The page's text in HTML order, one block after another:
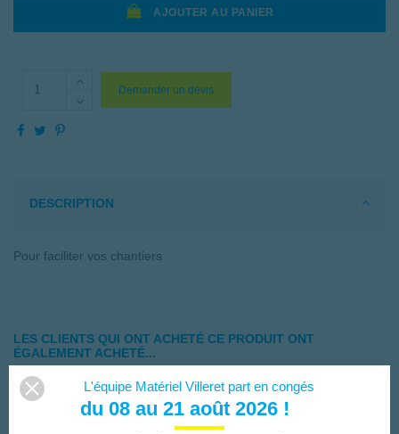
AJOUTER AU PANIER
Demander un devis
DESCRIPTION
Pour faciliter vos chantiers
LES CLIENTS QUI ONT ACHETÉ CE PRODUIT ONT
ÉGALEMENT ACHETÉ...
L'équipe Matériel Villeret part en congés
du 08 au 21 août 2026 !